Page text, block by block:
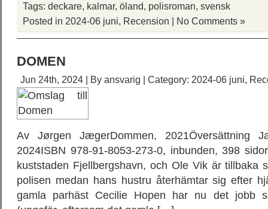
Tags: deckare, kalmar, öland, polisroman, svensk
Posted in 2024-06 juni, Recension | No Comments »
DOMEN
Jun 24th, 2024 | By ansvarig | Category: 2024-06 juni,
Av Jørgen JægerDommen, 2021Översättning
2024ISBN 978-91-8053-273-0, inbunden, 398
kuststaden Fjellbergshavn, och Ole Vik är tillbaka
polisen medan hans hustru återhämtar sig efter
gamla parhäst Cecilie Hopen har nu det jobb